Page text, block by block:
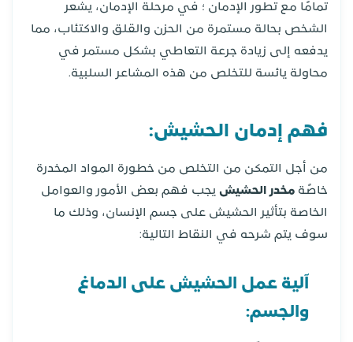
تمامًا مع تطور الإدمان ؛ في مرحلة الإدمان، يشعر
الشخص بحالة مستمرة من الحزن والقلق والاكتئاب، مما
يدفعه إلى زيادة جرعة التعاطي بشكل مستمر في
محاولة يائسة للتخلص من هذه المشاعر السلبية.
فهم إدمان الحشيش:
من أجل التمكن من التخلص من خطورة المواد المخدرة
خاصًة مخدر الحشيش يجب فهم بعض الأمور والعوامل
الخاصة بتأثير الحشيش على جسم الإنسان، وذلك ما
سوف يتم شرحه في النقاط التالية:
آلية عمل الحشيش على الدماغ
والجسم: